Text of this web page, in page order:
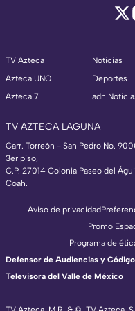
TV Azteca
Azteca UNO
Azteca 7
Noticias
Deportes
adn
TV AZTECA LAGUNA
Carr. Torreón - San Pedro No.
3er piso,
C.P. 27014 Colonia Paseo del
Coah.
Aviso de privacidad
Promo
Programa de
Defensor de Audiencias y
Televisora del Valle de México